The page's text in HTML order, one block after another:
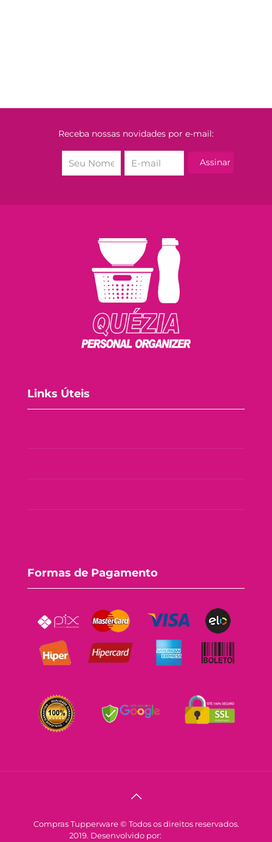
Receba nossas novidades por e-mail:
Links Úteis
Formas de Pagamento
Compras Tupperware © Todos os direitos reservados.
2019. Desenvolvido por: